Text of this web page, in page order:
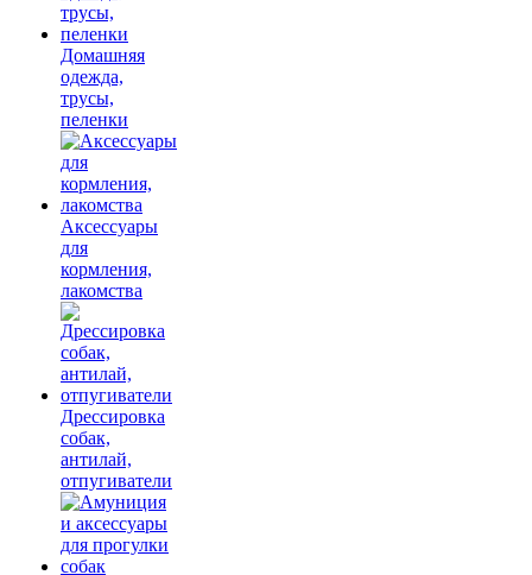
Домашняя
одежда,
трусы,
пеленки
Аксессуары
для
кормления,
лакомства
Дрессировка
собак,
антилай,
отпугиватели